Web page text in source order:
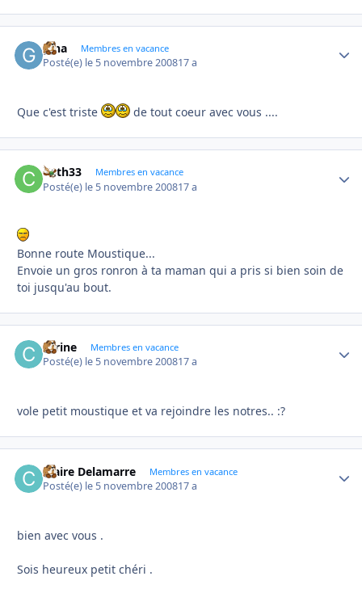
gina Membres en vacance
Posté(e) le 5 novembre 200817 a
Que c'est triste de tout coeur avec vous ....
Cath33 Membres en vacance
Posté(e) le 5 novembre 200817 a
Bonne route Moustique...
Envoie un gros ronron à ta maman qui a pris si bien soin de
toi jusqu'au bout.
carine Membres en vacance
Posté(e) le 5 novembre 200817 a
vole petit moustique et va rejoindre les notres.. :?
Claire Delamarre Membres en vacance
Posté(e) le 5 novembre 200817 a
bien avec vous .
Sois heureux petit chéri .